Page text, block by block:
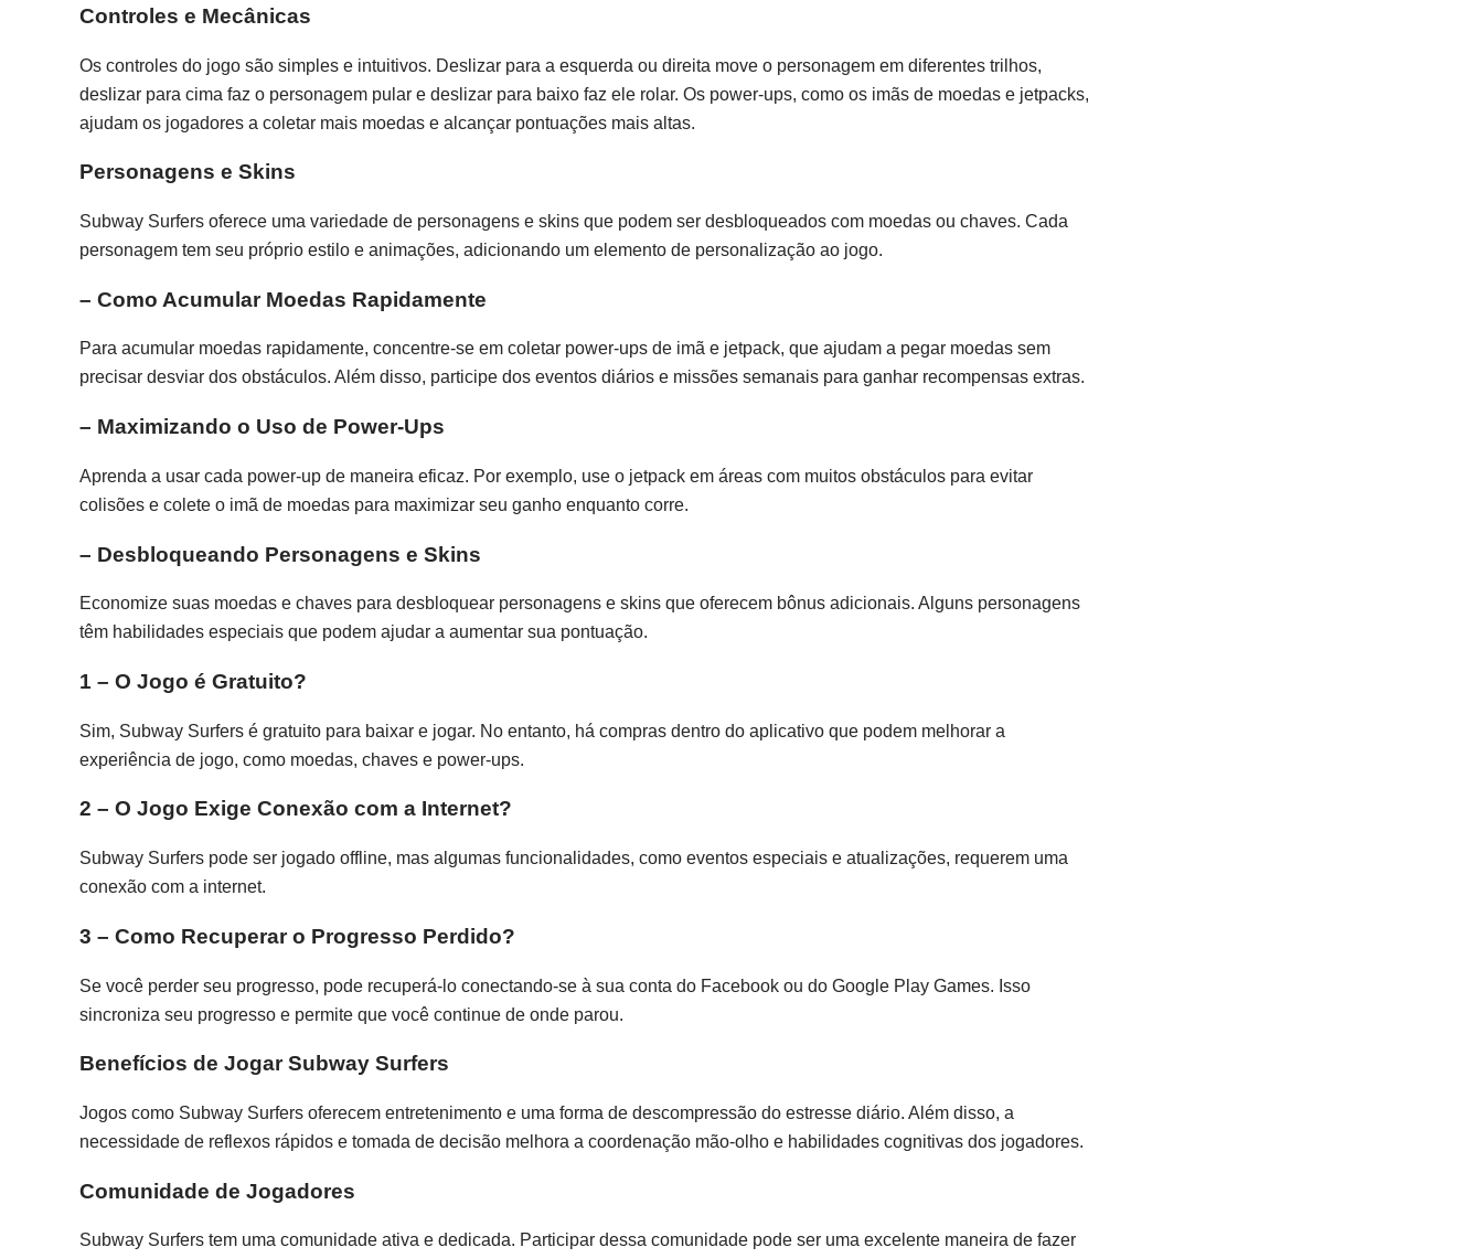
Controles e Mecânicas
Os controles do jogo são simples e intuitivos. Deslizar para a esquerda ou direita move o personagem em diferentes trilhos,
deslizar para cima faz o personagem pular e deslizar para baixo faz ele rolar. Os power-ups, como os imãs de moedas e jetpacks,
ajudam os jogadores a coletar mais moedas e alcançar pontuações mais altas.
Personagens e Skins
Subway Surfers oferece uma variedade de personagens e skins que podem ser desbloqueados com moedas ou chaves. Cada
personagem tem seu próprio estilo e animações, adicionando um elemento de personalização ao jogo.
– Como Acumular Moedas Rapidamente
Para acumular moedas rapidamente, concentre-se em coletar power-ups de imã e jetpack, que ajudam a pegar moedas sem
precisar desviar dos obstáculos. Além disso, participe dos eventos diários e missões semanais para ganhar recompensas extras.
– Maximizando o Uso de Power-Ups
Aprenda a usar cada power-up de maneira eficaz. Por exemplo, use o jetpack em áreas com muitos obstáculos para evitar
colisões e colete o imã de moedas para maximizar seu ganho enquanto corre.
– Desbloqueando Personagens e Skins
Economize suas moedas e chaves para desbloquear personagens e skins que oferecem bônus adicionais. Alguns personagens
têm habilidades especiais que podem ajudar a aumentar sua pontuação.
1 – O Jogo é Gratuito?
Sim, Subway Surfers é gratuito para baixar e jogar. No entanto, há compras dentro do aplicativo que podem melhorar a
experiência de jogo, como moedas, chaves e power-ups.
2 – O Jogo Exige Conexão com a Internet?
Subway Surfers pode ser jogado offline, mas algumas funcionalidades, como eventos especiais e atualizações, requerem uma
conexão com a internet.
3 – Como Recuperar o Progresso Perdido?
Se você perder seu progresso, pode recuperá-lo conectando-se à sua conta do Facebook ou do Google Play Games. Isso
sincroniza seu progresso e permite que você continue de onde parou.
Benefícios de Jogar Subway Surfers
Jogos como Subway Surfers oferecem entretenimento e uma forma de descompressão do estresse diário. Além disso, a
necessidade de reflexos rápidos e tomada de decisão melhora a coordenação mão-olho e habilidades cognitivas dos jogadores.
Comunidade de Jogadores
Subway Surfers tem uma comunidade ativa e dedicada. Participar dessa comunidade pode ser uma excelente maneira de fazer